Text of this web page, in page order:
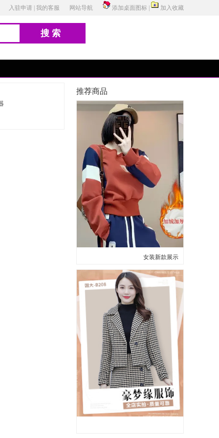
入驻申请 我的客服 网站导航 添加桌面图标 加入收藏
搜索
推荐商品
女装新款展示